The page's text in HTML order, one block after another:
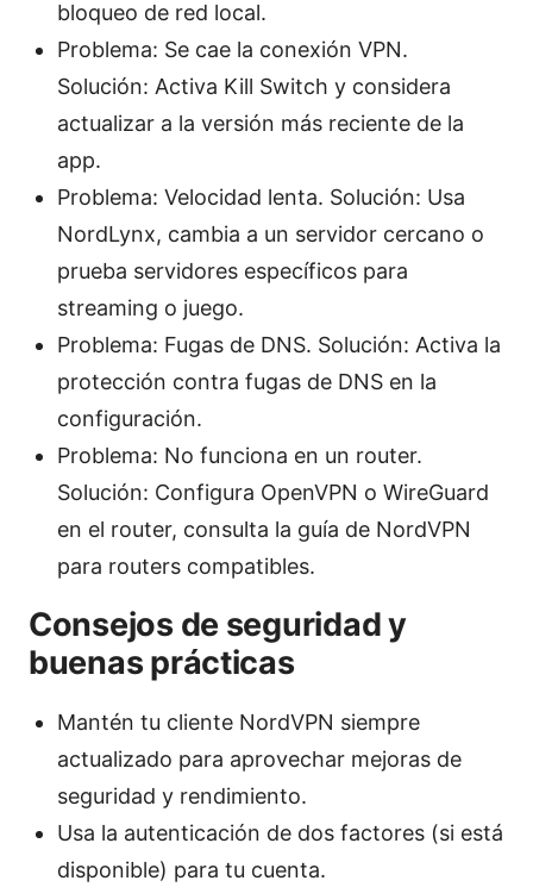
bloqueo de red local.
Problema: Se cae la conexión VPN.
Solución: Activa Kill Switch y considera
actualizar a la versión más reciente de la
app.
Problema: Velocidad lenta. Solución: Usa
NordLynx, cambia a un servidor cercano o
prueba servidores específicos para
streaming o juego.
Problema: Fugas de DNS. Solución: Activa la
protección contra fugas de DNS en la
configuración.
Problema: No funciona en un router.
Solución: Configura OpenVPN o WireGuard
en el router, consulta la guía de NordVPN
para routers compatibles.
Consejos de seguridad y
buenas prácticas
Mantén tu cliente NordVPN siempre
actualizado para aprovechar mejoras de
seguridad y rendimiento.
Usa la autenticación de dos factores (si está
disponible) para tu cuenta.